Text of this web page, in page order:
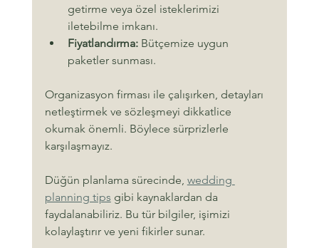
getirme veya özel isteklerimizi
iletebilme imkanı.
Fiyatlandırma: Bütçemize uygun
paketler sunması.
Organizasyon firması ile çalışırken, detayları
netleştirmek ve sözleşmeyi dikkatlice
okumak önemli. Böylece sürprizlerle
karşılaşmayız.
Düğün planlama sürecinde, wedding
planning tips gibi kaynaklardan da
faydalanabiliriz. Bu tür bilgiler, işimizi
kolaylaştırır ve yeni fikirler sunar.